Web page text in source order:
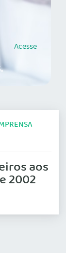
Acesse
aos
2002